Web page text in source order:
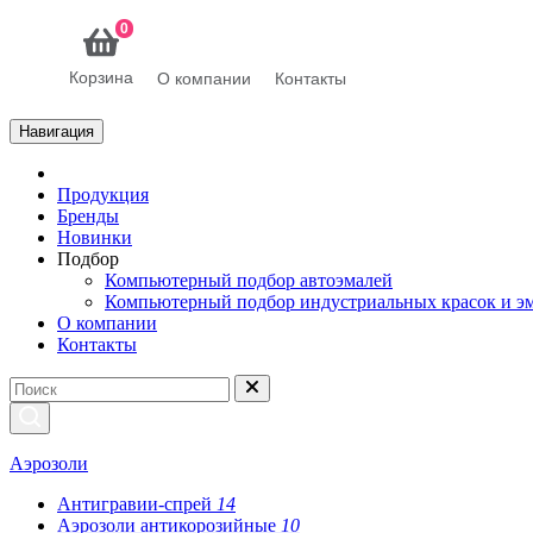
0
Корзина О компании Контакты
Навигация
Продукция
Бренды
Новинки
Подбор
Компьютерный подбор автоэмалей
Компьютерный подбор индустриальных красок и
О компании
Контакты
Аэрозоли
Антигравии-спрей 14
Аэрозоли антикорозийные 10